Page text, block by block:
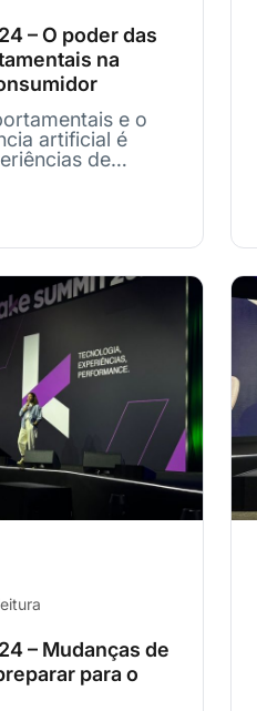
– O poder das
na
e o
artificial é
de
– Mudanças de
para o